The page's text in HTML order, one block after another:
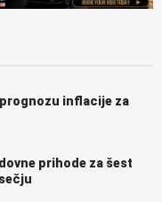
prognozu inflacije za
prihode za šest